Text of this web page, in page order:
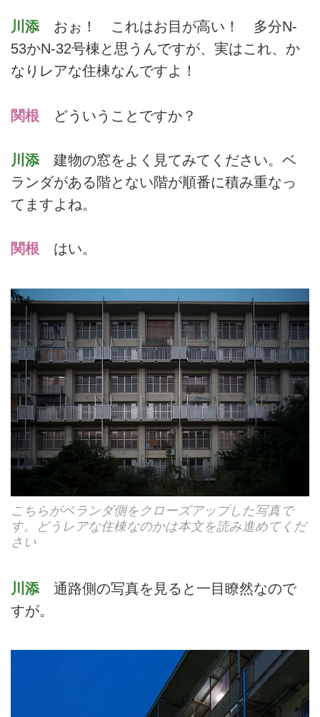
川添 おぉ！ これはお目が高い！ 多分N-
53かN-32号棟と思うんですが、実はこれ、か
なりレアな住棟なんですよ！
関根 どういうことですか？
川添 建物の窓をよく見てみてください。ベ
ランダがある階とない階が順番に積み重なっ
てますよね。
関根 はい。
こちらがベランダ側をクローズアップした写真で
す。どうレアな住棟なのかは本文を読み進めてくだ
さい
川添 通路側の写真を見ると一目瞭然なので
すが。